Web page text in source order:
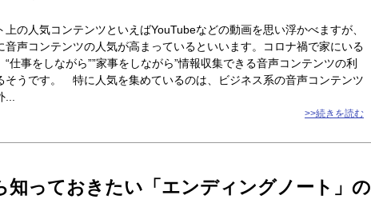
の人気コンテンツといえばYouTubeなどの動画を思い浮かべますが、
音声コンテンツの人気が高まっているといいます。コロナ禍で家にいる
仕事をしながら””家事をしながら”情報収集できる音声コンテンツの利
そうです。 特に人気を集めているのは、ビジネス系の音声コンテンツ
>>続きを読む
知っておきたい「エンディングノート」の